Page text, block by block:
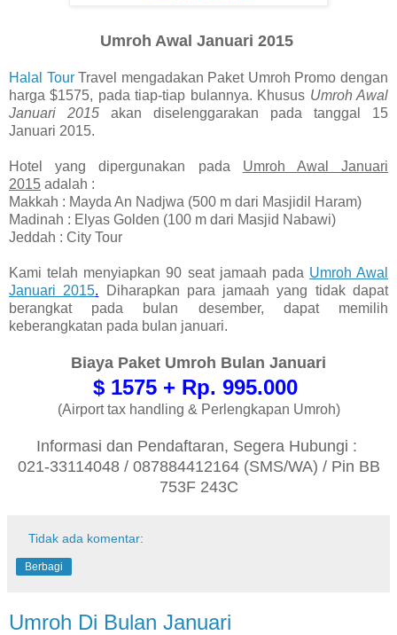
Umroh Awal Januari 2015
Halal TourTravel mengadakan Paket Umroh Promo dengan
harga $1575, pada tiap-tiap bulannya. Khusus Umroh Awal
Januari 2015 akan diselenggarakan pada tanggal 15
Januari 2015.
Hotel yang dipergunakan pada Umroh Awal Januari
2015 adalah :
Makkah : Mayda An Nadjwa (500 m dari Masjidil Haram)
Madinah : Elyas Golden (100 m dari Masjid Nabawi)
Jeddah : City Tour
Kami telah menyiapkan 90 seat jamaah pada Umroh Awal
Januari 2015. Diharapkan para jamaah yang tidak dapat
berangkat pada bulan desember, dapat memilih
keberangkatan pada bulan januari.
Biaya Paket Umroh Bulan Januari
$ 1575 + Rp. 995.000
(Airport tax handling & Perlengkapan Umroh)
Informasi dan Pendaftaran, Segera Hubungi :
021-33114048 / 087884412164 (SMS/WA) / Pin BB
753F 243C
Tidak ada komentar:
Berbagi
Umroh Di Bulan Januari